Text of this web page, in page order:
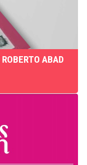
ABAD